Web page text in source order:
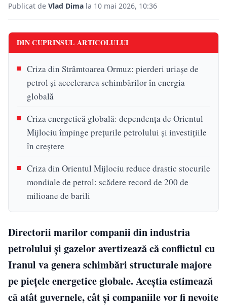
Publicat de Vlad Dima la 10 mai 2026, 10:36
DIN CUPRINSUL ARTICOLULUI
Criza din Strâmtoarea Ormuz: pierderi uriașe de
petrol și accelerarea schimbărilor în energia
globală
Criza energetică globală: dependența de Orientul
Mijlociu împinge prețurile petrolului și investițiile
în creștere
Criza din Orientul Mijlociu reduce drastic stocurile
mondiale de petrol: scădere record de 200 de
milioane de barili
Directorii marilor companii din industria
petrolului și gazelor avertizează că conflictul cu
Iranul va genera schimbări structurale majore
pe piețele energetice globale. Aceștia estimează
că atât guvernele, cât și companiile vor fi nevoite